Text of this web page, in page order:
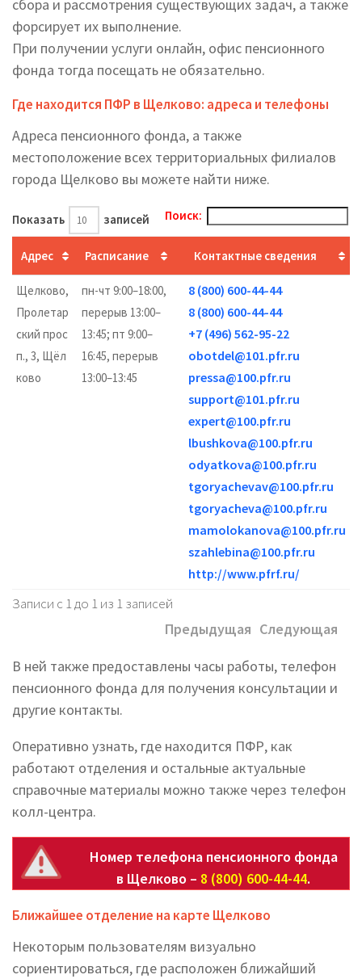
сбора и рассмотрения существующих задач, а также
форсирует их выполнение.
При получении услуги онлайн, офис пенсионного
фонда тогда посещать не обязательно.
Где находится ПФР в Щелково: адреса и телефоны
Адреса пенсионного фонда, а также
местоположение всех территориальных филиалов
города Щелково вы можете найти ниже.
Показать записей Поиск:
Адрес Расписание Контактные сведения
Щелково,
Пролетар
ский прос
п., 3, Щёл
ково
пн-чт 9:00–18:00,
перерыв 13:00–
13:45; пт 9:00–
16:45, перерыв
13:00–13:45
8 (800) 600-44-44
8 (800) 600-44-44
+7 (496) 562-95-22
obotdel@101.pfr.ru
pressa@100.pfr.ru
support@101.pfr.ru
expert@100.pfr.ru
lbushkova@100.pfr.ru
odyatkova@100.pfr.ru
tgoryachevav@100.pfr.ru
tgoryacheva@100.pfr.ru
mamolokanova@100.pfr.ru
szahlebina@100.pfr.ru
http://www.pfrf.ru/
Записи с 1 до 1 из 1 записей
Предыдущая Следующая
В ней также предоставлены часы работы, телефон
пенсионного фонда для получения консультации и
другие контакты.
Оперативно узнать, где находится ПФР, как
работают отделения и остальные актуальные
справочные материалы можно также через телефон
колл-центра.
Номер телефона пенсионного фонда
в Щелково – 8 (800) 600-44-44.
Ближайшее отделение на карте Щелково
Некоторым пользователям визуально
сориентироваться, где расположен ближайший